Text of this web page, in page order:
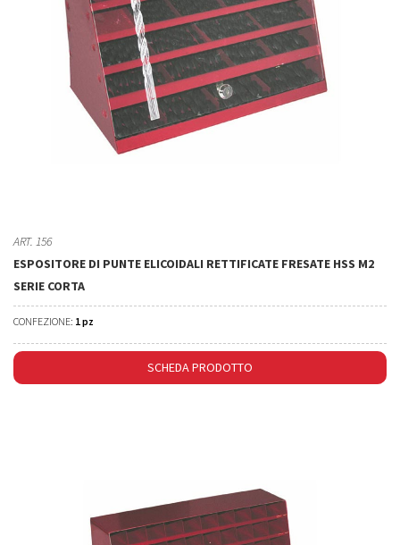
ART. 156
ESPOSITORE DI PUNTE ELICOIDALI RETTIFICATE FRESATE HSS M2
SERIE CORTA
CONFEZIONE: 1 pz
SCHEDA PRODOTTO